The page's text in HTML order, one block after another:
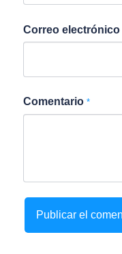
Correo electrónico
Comentario *